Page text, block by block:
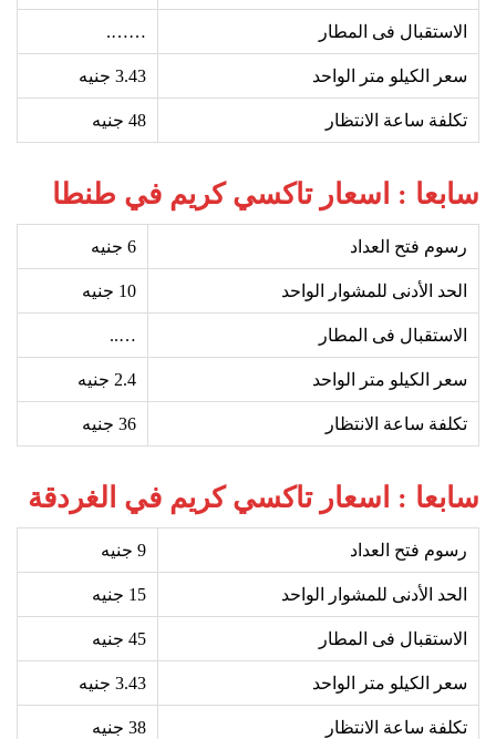
الاستقبال فى المطار …….
سعر الكيلو متر الواحد 3.43 جنيه
تكلفة ساعة الانتظار 48 جنيه
سابعا : اسعار تاكسي كريم في طنطا
رسوم فتح العداد 6 جنيه
الحد الأدنى للمشوار الواحد 10 جنيه
الاستقبال فى المطار …..
سعر الكيلو متر الواحد 2.4 جنيه
تكلفة ساعة الانتظار 36 جنيه
سابعا : اسعار تاكسي كريم في الغردقة
رسوم فتح العداد 9 جنيه
الحد الأدنى للمشوار الواحد 15 جنيه
الاستقبال فى المطار 45 جنيه
سعر الكيلو متر الواحد 3.43 جنيه
تكلفة ساعة الانتظار 38 جنيه